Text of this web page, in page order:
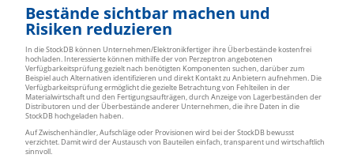
Bestände sichtbar machen und
Risiken reduzieren
In die StockDB können Unternehmen/Elektronikfertiger ihre Überbestände kostenfrei
hochladen. Interessierte können mithilfe der von Perzeptron angebotenen
Verfügbarkeitsprüfung gezielt nach benötigten Komponenten suchen, darüber zum
Beispiel auch Alternativen identifizieren und direkt Kontakt zu Anbietern aufnehmen. Die
Verfügbarkeitsprüfung ermöglicht die gezielte Betrachtung von Fehlteilen in der
Materialwirtschaft und den Fertigungsaufträgen, durch Anzeige von Lagerbeständen der
Distributoren und der Überbestände anderer Unternehmen, die ihre Daten in die
StockDB hochgeladen haben.
Auf Zwischenhändler, Aufschläge oder Provisionen wird bei der StockDB bewusst
verzichtet. Damit wird der Austausch von Bauteilen einfach, transparent und wirtschaftlich
sinnvoll.